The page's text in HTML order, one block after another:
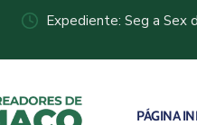
Expediente: Seg a Sex
PÁGINA